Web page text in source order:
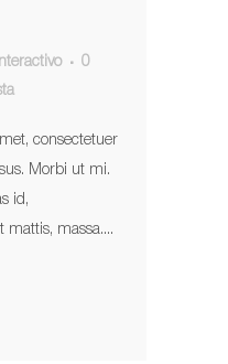
interactivo
0
consectetuer
Morbi ut mi.
id,
mattis, massa....